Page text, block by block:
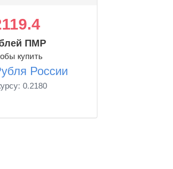
ПМР
купить
России
0.2180